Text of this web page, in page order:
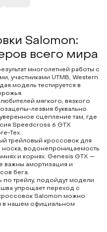
Salomon:
всего мира
многолетней работы с
участниками UTMB, Western
модель тестируется в
мягкого, вязкого
лезвия буквально
сцепление там, где
Speedcross 6 GTX
Tex.
трейловый кроссовок для
носка, водонепроницаемость
и корнях. Genesis GTX —
важны амортизация и
бега.
по трейлу, подойдут модели
упрощает переход с
Salomon можно
в нашем официальном